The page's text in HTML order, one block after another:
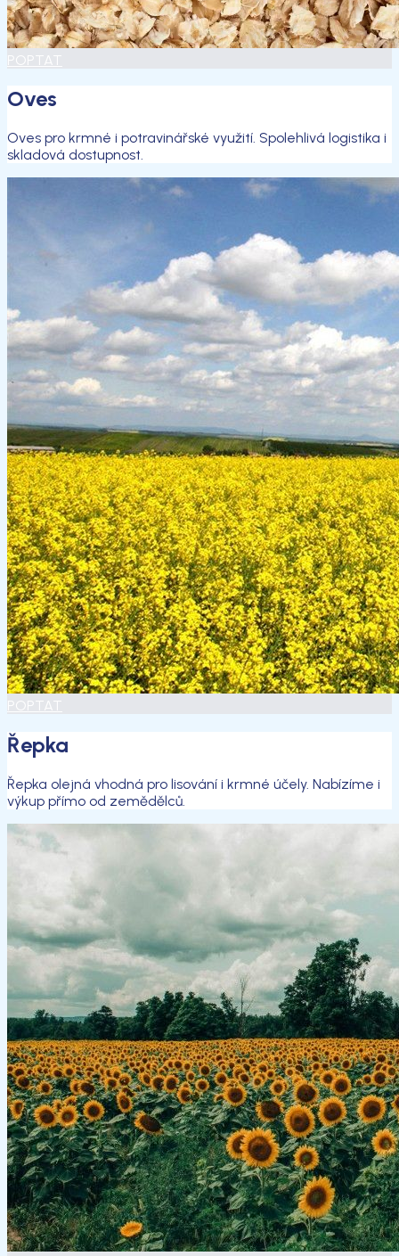
POPTAT
Oves
Oves pro krmné i potravinářské využití. Spolehlivá logistika i
skladová dostupnost.
POPTAT
Řepka
Řepka olejná vhodná pro lisování i krmné účely. Nabízíme i
výkup přímo od zemědělců.